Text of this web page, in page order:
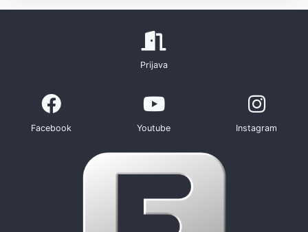
Prijava
Facebook Youtube Instagram